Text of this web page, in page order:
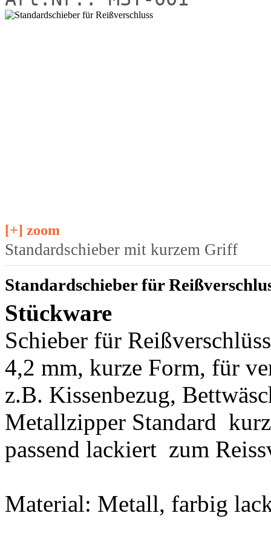
[+] zoom
Standardschieber mit kurzem Griff
Standardschieber für
Stückware
Schieber für
4,2 mm, kurze Form, für
z.B. Kissenbezug,
Metallzipper Standard
passend lackiert zum
Material: Metall, farbig